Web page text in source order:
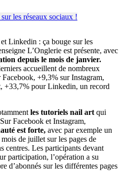
Linkedin : ça bouge sur les
L’Onglerie est présente, avec
depuis le mois de janvier.
accueillent de nombreux
+9,3% sur Instagram,
+33,7% pour Linkedin, un record
les tutoriels nail artqui
Facebook et Instagram,
est forte, avec par exemple un
de juillet sur les pages de
centres. Les participants devant
participation, l’opération a su
d’abonnés sur les différentes pages